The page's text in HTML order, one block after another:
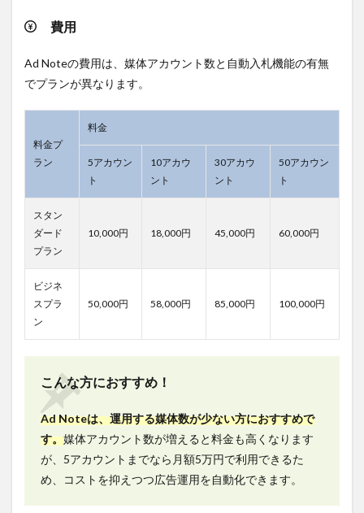
費用
Ad Noteの費用は、媒体アカウント数と自動入札機能の有無
でプランが異なります。
料金プ
ラン
料金
5アカウン
ト
10アカウ
ント
30アカウ
ント
50アカウン
ト
スタン
ダード
プラン
10,000円 18,000円 45,000円 60,000円
ビジネ
スプラ
ン
50,000円 58,000円 85,000円 100,000円
こんな方におすすめ！
Ad Noteは、運用する媒体数が少ない方におすすめで
す。媒体アカウント数が増えると料金も高くなります
が、5アカウントまでなら月額5万円で利用できるた
め、コストを抑えつつ広告運用を自動化できます。